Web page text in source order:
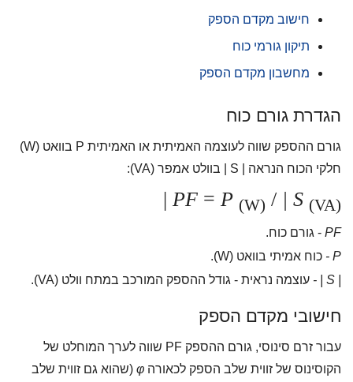
חישוב מקדם הספק
תיקון גורמי כוח
מחשבון מקדם הספק
הגדרת גורם כוח
גורם ההספק שווה לעוצמה האמיתית או האמיתית P בוואט (W)
חלקי הכוח הנראה | S | בוולט אמפר (VA):
PF=P(W) / | S(VA)
|
PF- גורם כוח.
כוח אמיתי בוואט (W).
עוצמה נראית - גודל ההספק המורכב במתח וולט (VA).
חישובי מקדם הספק
עבור זרם סינוסי, גורם ההספק PF שווה לערך המוחלט של
הקוסינוס של זווית שלב הספק לכאורהφ (שהוא גם זווית שלב